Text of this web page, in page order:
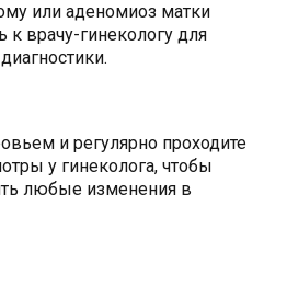
или аденомиоз матки
к врачу-гинекологу для
и регулярно проходите
у гинеколога, чтобы
любые изменения в